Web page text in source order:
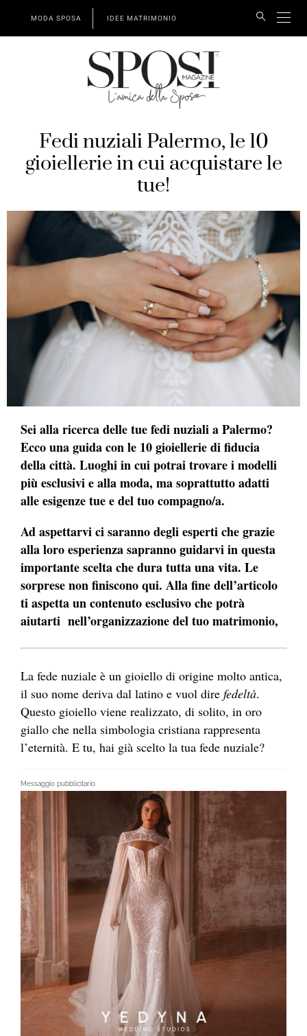
MODA SPOSA IDEE MATRIMONIO
Fedi nuziali Palermo, le 10
gioiellerie in cui acquistare le
tue!
Sei alla ricerca delle tue fedi nuziali a Palermo?
Ecco una guida con le 10 gioiellerie di fiducia
della città. Luoghi in cui potrai trovare i modelli
più esclusivi e alla moda, ma soprattutto adatti
alle esigenze tue e del tuo compagno/a.
Ad aspettarvi ci saranno degli esperti che grazie
alla loro esperienza sapranno guidarvi in questa
importante scelta che dura tutta una vita. Le
sorprese non finiscono qui. Alla fine dell’articolo
ti aspetta un contenuto esclusivo che potrà
aiutarti nell’organizzazione del tuo matrimonio,
La fede nuziale è un gioiello di origine molto antica,
il suo nome deriva dal latino e vuol dire fedeltà.
Questo gioiello viene realizzato, di solito, in oro
giallo che nella simbologia cristiana rappresenta
l’eternità. E tu, hai già scelto la tua fede nuziale?
Messaggio pubblicitario